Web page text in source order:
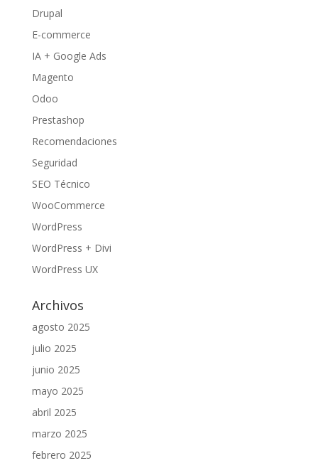
Drupal
E-commerce
IA + Google Ads
Magento
Odoo
Prestashop
Recomendaciones
Seguridad
SEO Técnico
WooCommerce
WordPress
WordPress + Divi
WordPress UX
Archivos
agosto 2025
julio 2025
junio 2025
mayo 2025
abril 2025
marzo 2025
febrero 2025